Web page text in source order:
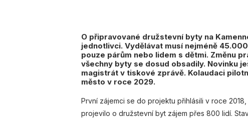
O připravované družstevní byty na
jednotlivci. Vydělávat musí nejméně
pouze párům nebo lidem s dětmi. Změnu
všechny byty se dosud obsadily. Novinku
magistrát v tiskové zprávě. Kolaudaci
město v roce 2029.
První zájemci se do projektu přihlásili v roce
projevilo o družstevní byt zájem přes 800 lidí.